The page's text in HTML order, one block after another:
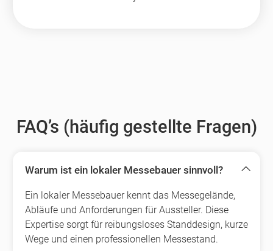
FAQ’s (häufig gestellte Fragen)
Warum ist ein lokaler Messebauer sinnvoll?
Ein lokaler Messebauer kennt das Messegelände,
Abläufe und Anforderungen für Aussteller. Diese
Expertise sorgt für reibungsloses Standdesign, kurze
Wege und einen professionellen Messestand.